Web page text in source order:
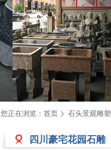
您正在浏览： 首页 石头景观雕塑
四川豪宅花园石雕